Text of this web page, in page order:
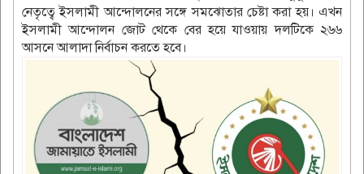
নেতৃত্বে ইসলামী আন্দোলনের সঙ্গে সমঝোতার চেষ্টা করা হয়। এখন
ইসলামী আন্দোলন জোট থেকে বের হয়ে যাওয়ায় দলটিকে ২৬৬
আসনে আলাদা নির্বাচন করতে হবে।